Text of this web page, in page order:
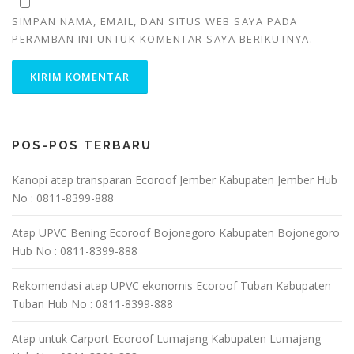
SIMPAN NAMA, EMAIL, DAN SITUS WEB SAYA PADA
PERAMBAN INI UNTUK KOMENTAR SAYA BERIKUTNYA.
POS-POS TERBARU
Kanopi atap transparan Ecoroof Jember Kabupaten Jember Hub
No : 0811-8399-888
Atap UPVC Bening Ecoroof Bojonegoro Kabupaten Bojonegoro
Hub No : 0811-8399-888
Rekomendasi atap UPVC ekonomis Ecoroof Tuban Kabupaten
Tuban Hub No : 0811-8399-888
Atap untuk Carport Ecoroof Lumajang Kabupaten Lumajang